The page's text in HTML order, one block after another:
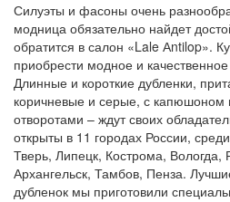
Силуэты и фасоны очень
модница обязательно найдет
обратится в салон «Lale Аntilop».
приобрести модное и
Длинные и короткие дубленки,
коричневые и серые, с
отворотами – ждут своих
открыты в 11 городах России,
Тверь, Липецк, Кострома,
Архангельск, Тамбов, Пенза.
дубленок мы приготовили